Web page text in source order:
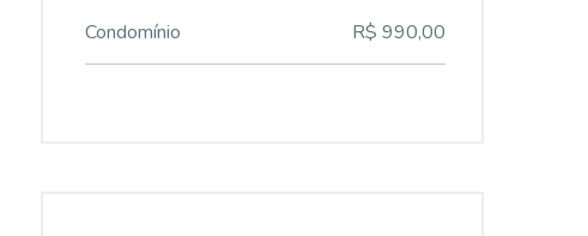
Condomínio R$ 990,00